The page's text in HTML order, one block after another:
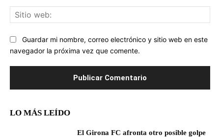
Guardar mi nombre, correo electrónico y sitio web en este
navegador la próxima vez que comente.
LO MÁS LEÍDO
El Girona FC afronta otro posible golpe